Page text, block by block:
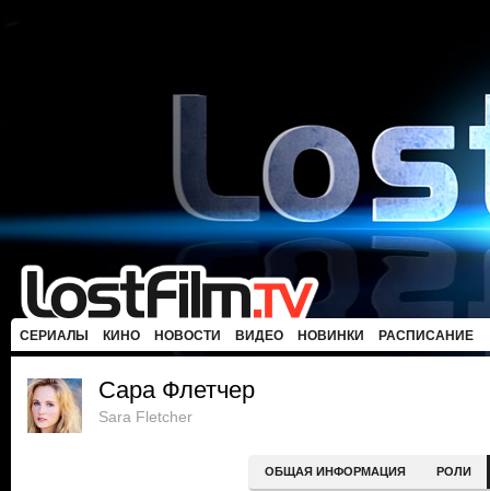
СЕРИАЛЫ КИНО НОВОСТИ ВИДЕО НОВИНКИ РАСПИСАНИЕ
Сара Флетчер
Sara Fletcher
ОБЩАЯ ИНФОРМАЦИЯ РОЛИ